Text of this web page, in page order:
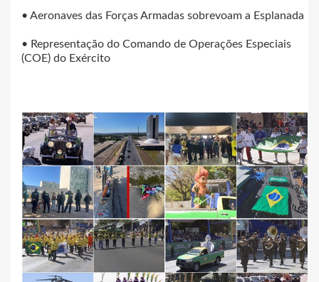
• Aeronaves das Forças Armadas sobrevoam a Esplanada
• Representação do Comando de Operações Especiais
(COE) do Exército